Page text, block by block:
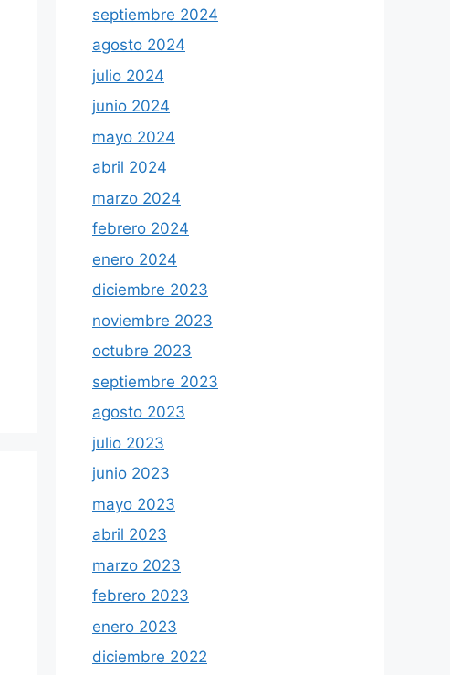
septiembre 2024
agosto 2024
julio 2024
junio 2024
mayo 2024
abril 2024
marzo 2024
febrero 2024
enero 2024
diciembre 2023
noviembre 2023
octubre 2023
septiembre 2023
agosto 2023
julio 2023
junio 2023
mayo 2023
abril 2023
marzo 2023
febrero 2023
enero 2023
diciembre 2022